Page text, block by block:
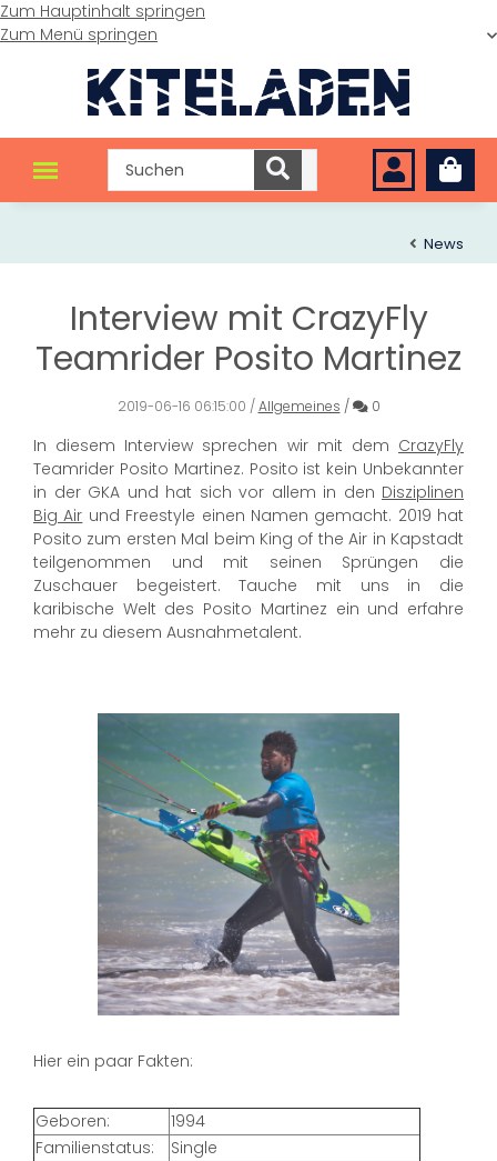
Zum Hauptinhalt springen
Zum Menü springen
News
Interview mit CrazyFly
Teamrider Posito Martinez
2019-06-16 06:15:00 /Allgemeines / Kommentare
0
In diesem Interview sprechen wir mit dem CrazyFly
Teamrider Posito Martinez. Posito ist kein Unbekannter
in der GKA und hat sich vor allem in den Disziplinen
Big Air und Freestyle einen Namen gemacht. 2019 hat
Posito zum ersten Mal beim King of the Air in Kapstadt
teilgenommen und mit seinen Sprüngen die
Zuschauer begeistert. Tauche mit uns in die
karibische Welt des Posito Martinez ein und erfahre
mehr zu diesem Ausnahmetalent.
Hier ein paar Fakten:
Geboren:
1994
Familienstatus:
Single